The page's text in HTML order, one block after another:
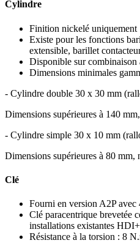
Cylindre
Finition nickelé uniquement
Existe pour les fonctions
extensible, barillet
Disponible sur combinaison
Dimensions minimales
- Cylindre double 30 x 30 mm
Dimensions supérieures à 140
- Cylindre simple 30 x 10 mm
Dimensions supérieures à 80 mm,
Clé
Fourni en version A2P avec
Clé paracentrique brevetée
installations existantes
Résistance à la torsion : 8